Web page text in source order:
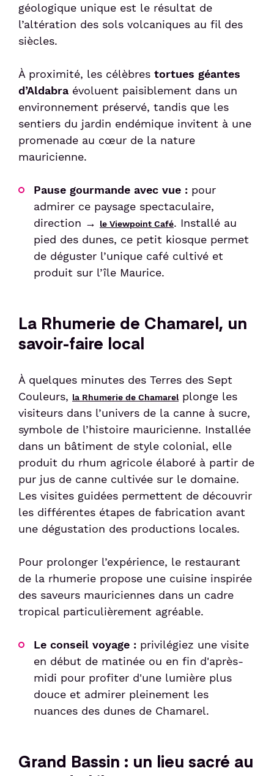
géologique unique est le résultat de
l’altération des sols volcaniques au fil des
siècles.
À proximité, les célèbres tortues géantes
d’Aldabra évoluent paisiblement dans un
environnement préservé, tandis que les
sentiers du jardin endémique invitent à une
promenade au cœur de la nature
mauricienne.
Pause gourmande avec vue : pour
admirer ce paysage spectaculaire,
direction →
le Viewpoint Café. Installé au
pied des dunes, ce petit kiosque permet
de déguster l’unique café cultivé et
produit sur l’île Maurice.
La Rhumerie de Chamarel, un
savoir-faire local
À quelques minutes des Terres des Sept
Couleurs, la Rhumerie de Chamarelplonge les
visiteurs dans l’univers de la canne à sucre,
symbole de l’histoire mauricienne. Installée
dans un bâtiment de style colonial, elle
produit du rhum agricole élaboré à partir de
pur jus de canne cultivée sur le domaine.
Les visites guidées permettent de découvrir
les différentes étapes de fabrication avant
une dégustation des productions locales.
Pour prolonger l’expérience, le restaurant
de la rhumerie propose une cuisine inspirée
des saveurs mauriciennes dans un cadre
tropical particulièrement agréable.
Le conseil voyage : privilégiez une visite
en début de matinée ou en fin d'après-
midi pour profiter d'une lumière plus
douce et admirer pleinement les
nuances des dunes de Chamarel.
Grand Bassin : un lieu sacré au